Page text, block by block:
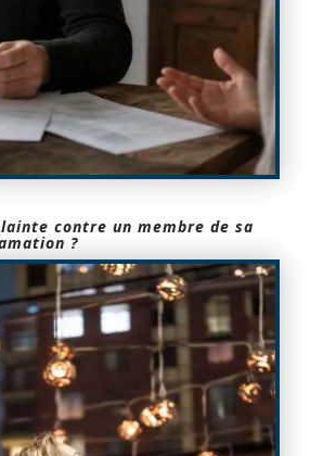
contre un membre de sa
?